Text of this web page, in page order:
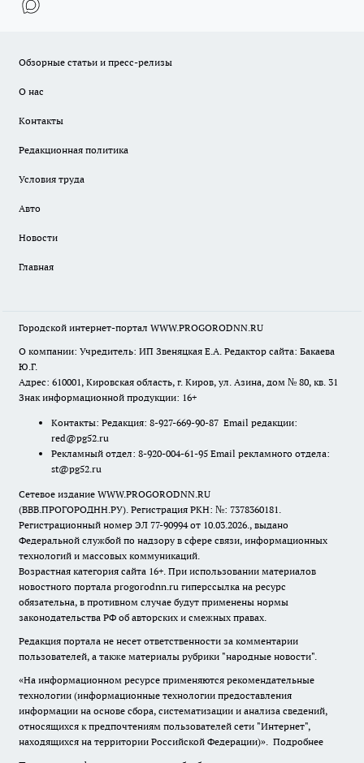
Обзорные статьи и пресс-релизы
О нас
Контакты
Редакционная политика
Условия труда
Авто
Новости
Главная
Городской интернет-портал WWW.PROGORODNN.RU
О компании: Учредитель: ИП Звеняцкая Е.А. Редактор сайта: Бакаева
Ю.Г.
Адрес: 610001, Кировская область, г. Киров, ул. Азина, дом № 80, кв. 31
Знак информационной продукции: 16+
Контакты: Редакция: 8-927-669-90-87 Email редакции:
red@pg52.ru
Рекламный отдел: 8-920-004-61-95 Email рекламного отдела:
st@pg52.ru
Сетевое издание WWW.PROGORODNN.RU
(ВВВ.ПРОГОРОДНН.РУ). Регистрация РКН: №: 7378360181.
Регистрационный номер ЭЛ 77-90994 от 10.03.2026., выдано
Федеральной службой по надзору в сфере связи, информационных
технологий и массовых коммуникаций.
Возрастная категория сайта 16+. При использовании материалов
новостного портала progorodnn.ru гиперссылка на ресурс
обязательна, в противном случае будут применены нормы
законодательства РФ об авторских и смежных правах.
Редакция портала не несет ответственности за комментарии
пользователей, а также материалы рубрики "народные новости".
«На информационном ресурсе применяются рекомендательные
технологии (информационные технологии предоставления
информации на основе сбора, систематизации и анализа сведений,
относящихся к предпочтениям пользователей сети "Интернет",
находящихся на территории Российской Федерации)». Подробнее